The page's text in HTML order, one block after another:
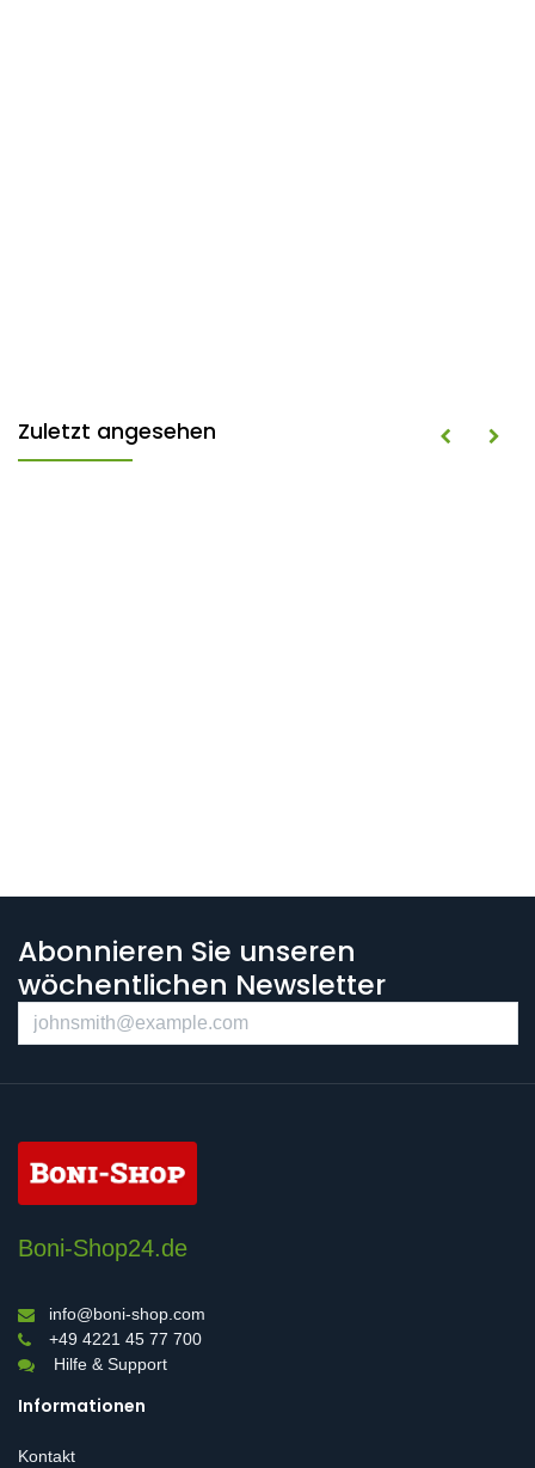
Zuletzt angesehen
Abonnieren Sie unseren
wöchentlichen Newsletter
Boni-Shop24.de
info@boni-shop.com
+49 4221 45 77 700
Hilfe & Support
Informationen
Kontakt